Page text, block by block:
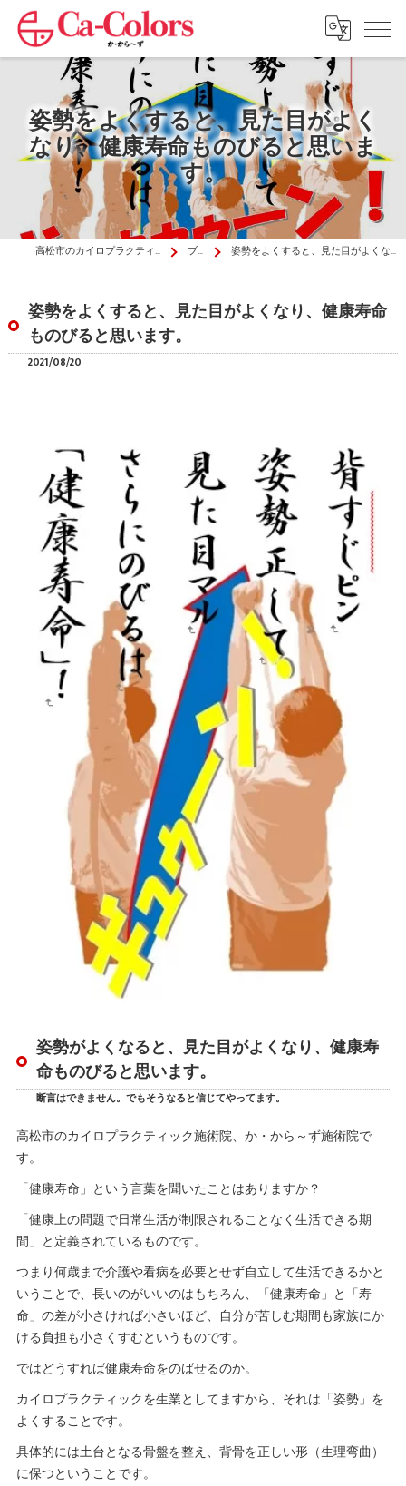
姿勢をよくすると、見た目がよく
なり、健康寿命ものびると思いま
す。
高松市のカイロプラクティックはか・から～ず施術院 ブログ 姿勢をよくすると、見た目がよくなり、健康寿命ものびると思います。
姿勢をよくすると、見た目がよくなり、健康寿命
ものびると思います。
2021/08/20
姿勢がよくなると、見た目がよくなり、健康寿
命ものびると思います。
断言はできません。でもそうなると信じてやってます。
高松市のカイロプラクティック施術院、か・から～ず施術院で
す。
「健康寿命」という言葉を聞いたことはありますか？
「健康上の問題で日常生活が制限されることなく生活できる期
間」と定義されているものです。
つまり何歳まで介護や看病を必要とせず自立して生活できるかと
いうことで、長いのがいいのはもちろん、「健康寿命」と「寿
命」の差が小さければ小さいほど、自分が苦しむ期間も家族にか
ける負担も小さくすむというものです。
ではどうすれば健康寿命をのばせるのか。
カイロプラクティックを生業としてますから、それは「姿勢」を
よくすることです。
具体的には土台となる骨盤を整え、背骨を正しい形（生理弯曲）
に保つということです。